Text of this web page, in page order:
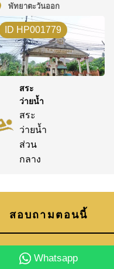
พัทยาตะวันออก
ID HP001779
สระ
ว่ายน้ำ
สระ
ว่ายน้ำ
ส่วน
กลาง
สอบถามตอนนี้
Whatsapp